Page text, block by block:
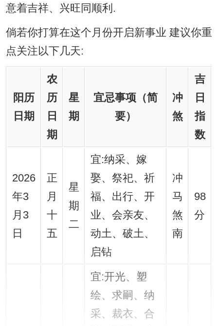
意着吉祥、兴旺同顺利.
倘若你打算在这个月份开启新事业 建议你重
点关注以下几天:
阳历
日期
农
历
日
期
星
期
宜忌事项（简
要）
冲
煞
吉
日
指
数
2026
年3
月3
日
正
月
十
五
星
期
二
宜:纳采、嫁
娶、祭祀、祈
福、出行、开
业、会亲友、
动土、破土、
启钻
冲
马
煞
南
98
分
宜:开光、塑
绘、求嗣、纳
采、裁衣、合